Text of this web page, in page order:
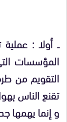
ــ أولا :
المؤسسات
التقويم من
تقنع الناس
و إنما يهمها